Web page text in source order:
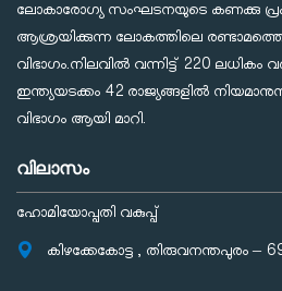
ലോകാരോഗ്യ സംഘടനയുടെ കണക്കു
ആശ്രയിക്കുന്ന ലോകത്തിലെ
വിഭാഗം.നിലവില്‍ വന്നിട്ട് 220 ലധികം
ഇന്ത്യയടക്കം 42 രാജ്യങ്ങളില്‍
വിഭാഗം ആയി മാറി.
വിലാസം
ഹോമിയോപ്പതി വകുപ്പ്
കിഴക്കേകോട്ട , തിരുവനന്തപുരം –